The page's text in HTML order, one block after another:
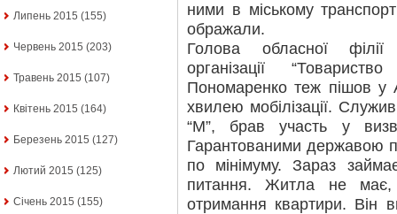
Липень 2015 (155)
Червень 2015 (203)
Травень 2015 (107)
Квітень 2015 (164)
Березень 2015 (127)
Лютий 2015 (125)
Січень 2015 (155)
ними в міському
ображали.
Голова обласної філії
організації
Пономаренко теж пішов
хвилею мобілізації.
“М”, брав участь у
Гарантованими державою
по мінімуму. Зараз
питання. Житла не
отримання квартири. Він